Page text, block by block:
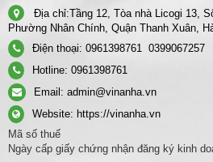
Địa chỉ:Tầng 12, Tòa nhà Licogi 13,
Phường Nhân Chính, Quận Thanh Xuân,
Điện thoại: 0961398761 0399067257
Hotline: 0961398761
Email: admin@vinanha.vn
Website: https://vinanha.vn
Mã số thuế
Ngày cấp giấy chứng nhận đăng ký kinh